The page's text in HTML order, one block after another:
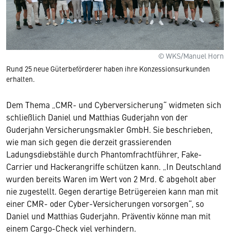
© WKS/Manuel Horn
Rund 25 neue Güterbeförderer haben ihre Konzessionsurkunden
erhalten.
Dem Thema „CMR- und Cyberversicherung“ widmeten sich
schließlich Daniel und Matthias Guderjahn von der
Guderjahn Versicherungsmakler GmbH. Sie beschrieben,
wie man sich gegen die derzeit grassierenden
Ladungsdiebstähle durch Phantomfrachtführer, Fake-
Carrier und Hackerangriffe schützen kann. „In Deutschland
wurden bereits Waren im Wert von 2 Mrd. € abgeholt aber
nie zugestellt. Gegen derartige Betrügereien kann man mit
einer CMR- oder Cyber-Versicherungen vorsorgen“, so
Daniel und Matthias Guderjahn. Präventiv könne man mit
einem Cargo-Check viel verhindern.